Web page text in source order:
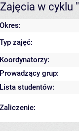
Zajęcia w cyklu
Okres:
Typ zajęć:
Koordynatorzy:
Prowadzący grup:
Lista studentów:
Zaliczenie: